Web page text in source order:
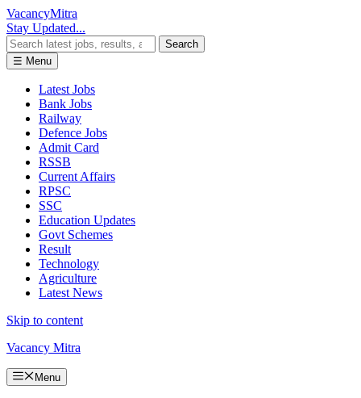
VacancyMitra
Stay Updated...
Search
☰ Menu
Latest Jobs
Bank Jobs
Railway
Defence Jobs
Admit Card
RSSB
Current Affairs
RPSC
SSC
Education Updates
Govt Schemes
Result
Technology
Agriculture
Latest News
Skip to content
Vacancy Mitra
Menu